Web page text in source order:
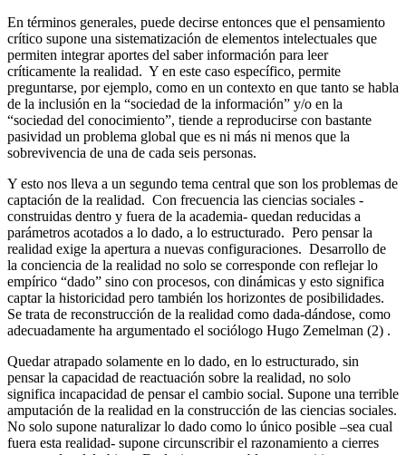
En términos generales, puede decirse entonces que el pensamiento
crítico supone una sistematización de elementos intelectuales que
permiten integrar aportes del saber información para leer
críticamente la realidad. Y en este caso específico, permite
preguntarse, por ejemplo, como en un contexto en que tanto se habla
de la inclusión en la “sociedad de la información” y/o en la
“sociedad del conocimiento”, tiende a reproducirse con bastante
pasividad un problema global que es ni más ni menos que la
sobrevivencia de una de cada seis personas.
Y esto nos lleva a un segundo tema central que son los problemas de
captación de la realidad. Con frecuencia las ciencias sociales -
construidas dentro y fuera de la academia- quedan reducidas a
parámetros acotados a lo dado, a lo estructurado. Pero pensar la
realidad exige la apertura a nuevas configuraciones. Desarrollo de
la conciencia de la realidad no solo se corresponde con reflejar lo
empírico “dado” sino con procesos, con dinámicas y esto significa
captar la historicidad pero también los horizontes de posibilidades.
Se trata de reconstrucción de la realidad como dada-dándose, como
adecuadamente ha argumentado el sociólogo Hugo Zemelman (2) .
Quedar atrapado solamente en lo dado, en lo estructurado, sin
pensar la capacidad de reactuación sobre la realidad, no solo
significa incapacidad de pensar el cambio social. Supone una terrible
amputación de la realidad en la construcción de las ciencias sociales.
No solo supone naturalizar lo dado como lo único posible –sea cual
fuera esta realidad- supone circunscribir el razonamiento a cierres